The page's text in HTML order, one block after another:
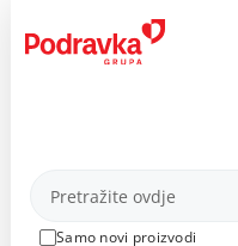
content
Proizvodi
Samo novi proizvodi